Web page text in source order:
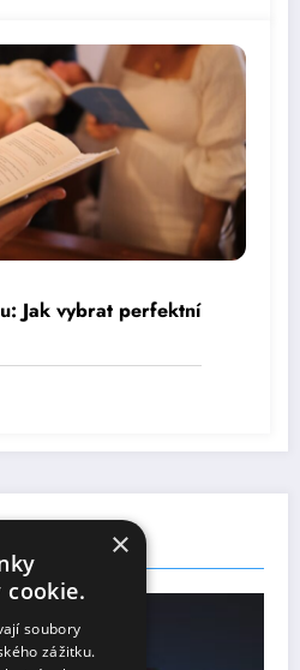
Jak vybrat perfektní
×
cookie.
soubory
zážitku.